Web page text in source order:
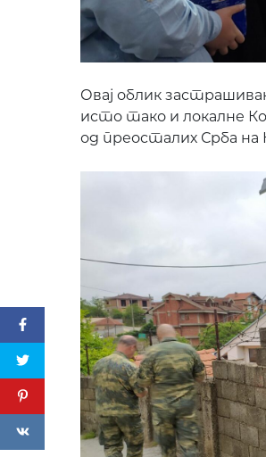
Овај облик
исто тако и локалне
од преосталих Срба на